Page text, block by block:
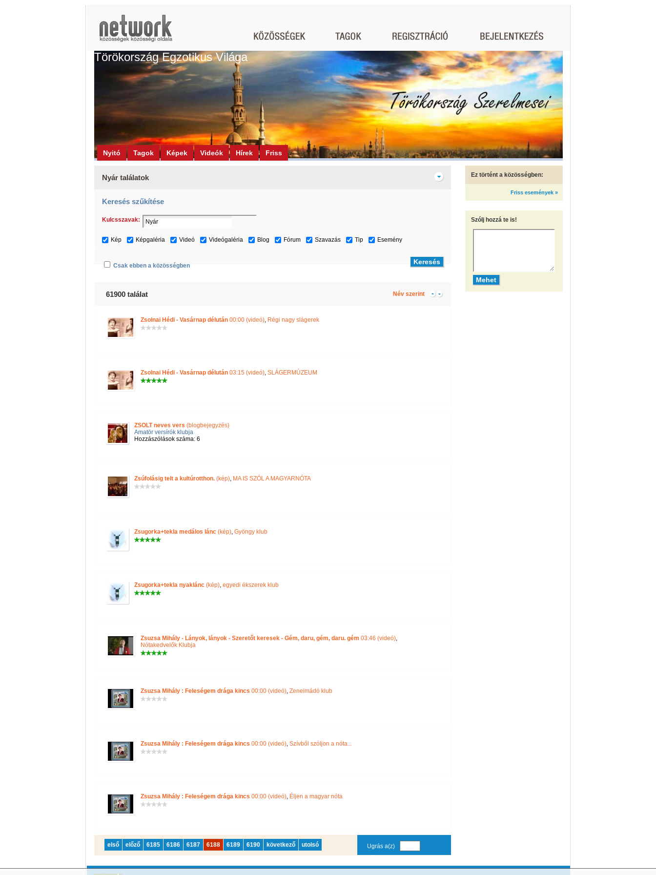
Törökország Egzotikus Világa
Nyitó Tagok Képek Videók Hírek Friss
Nyár találatok
Keresés szűkítése
Kulcsszavak:
Kép Képgaléria Videó Videógaléria Blog Fórum Szavazás Tip Esemény
Csak ebben a közösségben
61900 találat Név szerint
Zsolnai Hédi - Vasárnap délután 00:00 (videó), Régi nagy slágerek
Zsolnai Hédi - Vasárnap délután 03:15 (videó), SLÁGERMÚZEUM
ZSOLT neves vers (blogbejegyzés)
Amatör versírók klubja
Hozzászólások száma: 6
Zsúfolásig telt a kultúrotthon. (kép), MA IS SZÓL A MAGYARNÓTA
Zsugorka+tekla medálos lánc (kép), Gyöngy klub
Zsugorka+tekla nyaklánc (kép), egyedi ékszerek klub
Zsuzsa Mihály - Lányok, lányok - Szeretőt keresek - Gém, daru, gém, daru. gém 03:46 (videó),
Nótakedvelők Klubja
Zsuzsa Mihály : Feleségem drága kincs 00:00 (videó), Zeneimádó klub
Zsuzsa Mihály : Feleségem drága kincs 00:00 (videó), Szívből szóljon a nóta...
Zsuzsa Mihály : Feleségem drága kincs 00:00 (videó), Éljen a magyar nóta
Ugrás a(z)
oldalra
első előző 6185 6186 6187 6188 6189 6190 következő utolsó
Ez történt a közösségben:
Friss események »
Szólj hozzá te is!